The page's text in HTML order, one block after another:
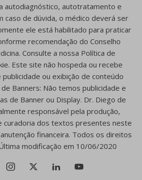
autodiagnóstico, autotratamento e
caso de dúvida, o médico deverá ser
ele está habilitado para praticar
recomendação do Conselho
Consulte a nossa Política de
Este site não hospeda ou recebe
ou exibição de conteúdo
Banners: Não temos publicidade e
de Banner ou Display. Dr. Diego de
responsável pela produção,
curadoria dos textos presentes neste
financeira. Todos os direitos
modificação em 10/06/2020